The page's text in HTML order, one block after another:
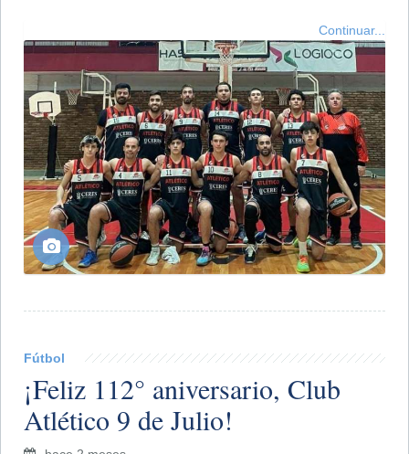
Continuar...
Fútbol
¡Feliz 112° aniversario, Club
Atlético 9 de Julio!